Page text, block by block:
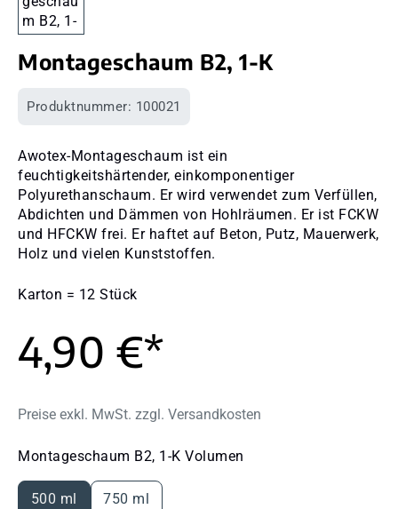
Montageschaum B2, 1-K
Produktnummer: 100021
Awotex-Montageschaum ist ein
feuchtigkeitshärtender, einkomponentiger
Polyurethanschaum. Er wird verwendet zum Verfüllen,
Abdichten und Dämmen von Hohlräumen. Er ist FCKW
und HFCKW frei. Er haftet auf Beton, Putz, Mauerwerk,
Holz und vielen Kunststoffen.
Karton = 12 Stück
4,90 €*
Preise exkl. MwSt. zzgl. Versandkosten
Montageschaum B2, 1-K Volumen
500 ml 750 ml